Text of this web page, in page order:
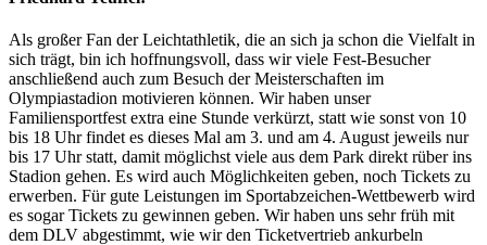
Als großer Fan der Leichtathletik, die an sich ja schon die Vielfalt in
sich trägt, bin ich hoffnungsvoll, dass wir viele Fest-Besucher
anschließend auch zum Besuch der Meisterschaften im
Olympiastadion motivieren können. Wir haben unser
Familiensportfest extra eine Stunde verkürzt, statt wie sonst von 10
bis 18 Uhr findet es dieses Mal am 3. und am 4. August jeweils nur
bis 17 Uhr statt, damit möglichst viele aus dem Park direkt rüber ins
Stadion gehen. Es wird auch Möglichkeiten geben, noch Tickets zu
erwerben. Für gute Leistungen im Sportabzeichen-Wettbewerb wird
es sogar Tickets zu gewinnen geben. Wir haben uns sehr früh mit
dem DLV abgestimmt, wie wir den Ticketvertrieb ankurbeln